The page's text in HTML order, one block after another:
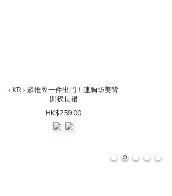
‹ KR › 超推🥂一件出門！連胸墊美背
開衩長裙
HK$259.00